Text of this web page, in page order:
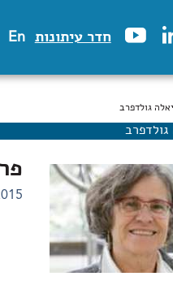
חדר עיתונות En
גולדפרב
גולדפרב